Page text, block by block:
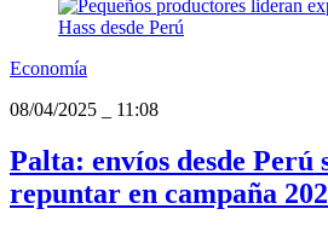
Economía
08/04/2025
11:08
Palta: envíos desde Perú
repuntar en campaña